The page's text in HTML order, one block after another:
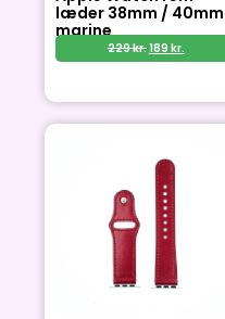
læder 38mm / 40mm
marine
229kr.189 kr.